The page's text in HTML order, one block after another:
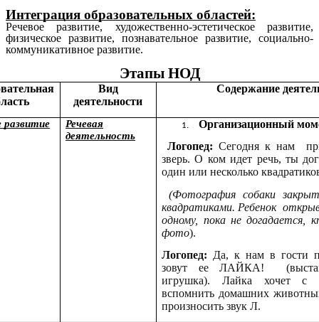
Интеграция образовательных областей:
Речевое развитие, художественно-эстетическое развитие,
физическое развитие, познавательное развитие, социально-
коммуникативное развитие.
Этапы НОД
Вид
деятельности
Содержание
развитие
Речевая
деятельность
Организационный
Логопед: Сегодня к нам
зверь. О ком идет речь, ты
один или несколько
(Фотография собаки
квадратиками. Ребенок
одному, пока не догадается,
фото).
Логопед: Да, к нам в гости
зовут ее ЛАЙКА!
игрушка). Лайка хочет с
вспомнить домашних
произносить звук Л.